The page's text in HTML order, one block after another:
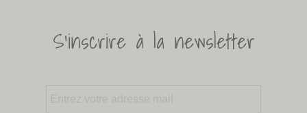
S'inscrire à la newsletter